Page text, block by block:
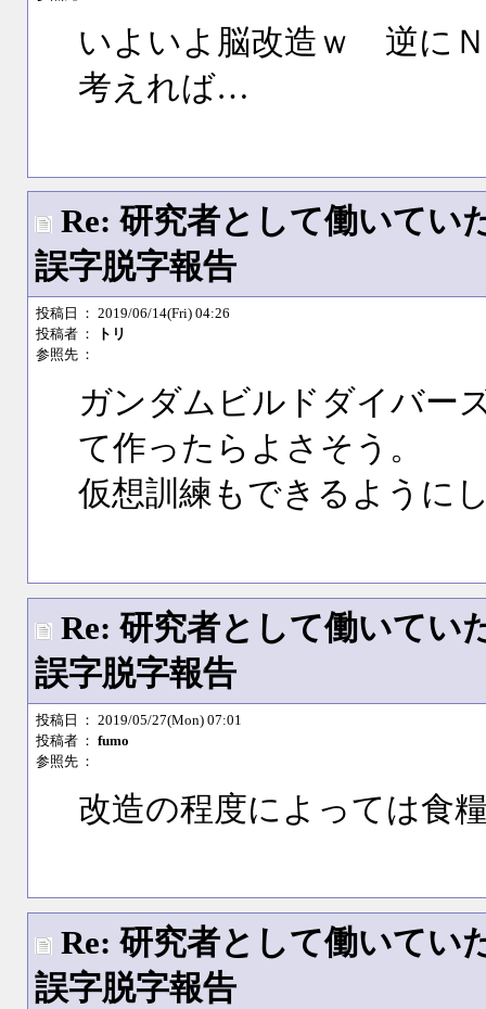
いよいよ脳改造ｗ 逆に
考えれば…
Re: 研究者として働いて
誤字脱字報告
投稿日
： 2019/06/14(Fri) 04:26
投稿者 ：
トリ
参照先 ：
ガンダムビルドダイバー
て作ったらよさそう。
仮想訓練もできるように
Re: 研究者として働いて
誤字脱字報告
投稿日
： 2019/05/27(Mon) 07:01
投稿者 ：fumo
参照先 ：
改造の程度によっては食
Re: 研究者として働いて
誤字脱字報告